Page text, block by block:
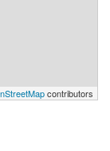
contributors